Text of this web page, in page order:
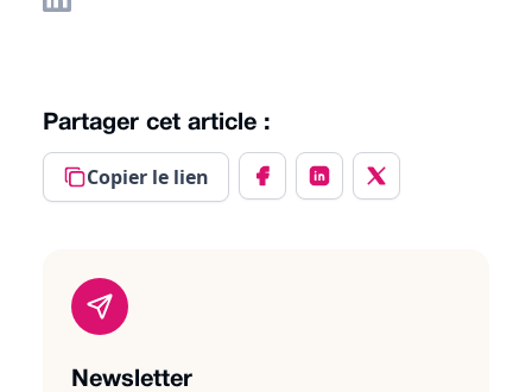
Partager cet article :
Copier le lien
Newsletter